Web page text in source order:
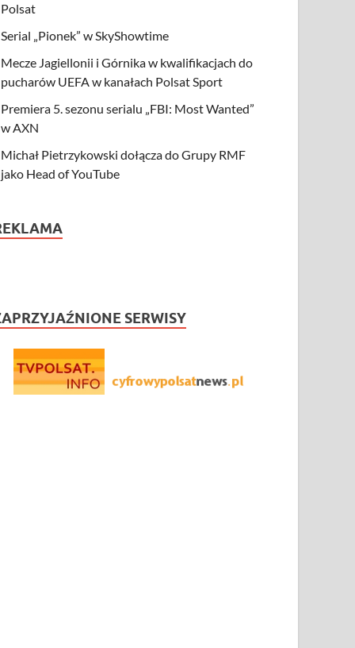
Polsat
Serial „Pionek” w SkyShowtime
Mecze Jagiellonii i Górnika w kwalifikacjach do
pucharów UEFA w kanałach Polsat Sport
Premiera 5. sezonu serialu „FBI: Most Wanted”
w AXN
Michał Pietrzykowski dołącza do Grupy RMF
jako Head of YouTube
SERWISY